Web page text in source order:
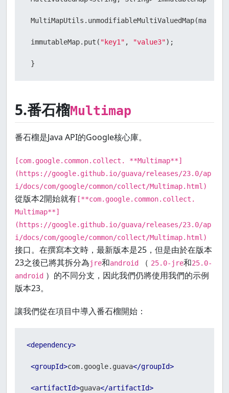
MultiMapUtils.unmodifiableMultiValuedMap(map);
immutableMap.put( "key1" , "value3");
5.番石榴Multimap
番石榴是Java API的Google核心庫。
[com.google.common.collect. **Multimap**]
(https://google.github.io/guava/releases/23.0/ap
i/docs/com/google/common/collect/Multimap.html)
從版本2開始就有 [**com.google.common.collect.
Multimap**]
(https://google.github.io/guava/releases/23.0/ap
i/docs/com/google/common/collect/Multimap.html)
接口。在撰寫本文時，最新版本是25，但是由於在版本
23之後已將其拆分為jre和android （ 25.0-jre和25.0-
android ）的不同分支，因此我們仍將使用我們的示例
版本23。
讓我們從在項目中導入番石榴開始：
<dependency>
<groupId>com.google.guava</groupId>
<artifactId>guava</artifactId>